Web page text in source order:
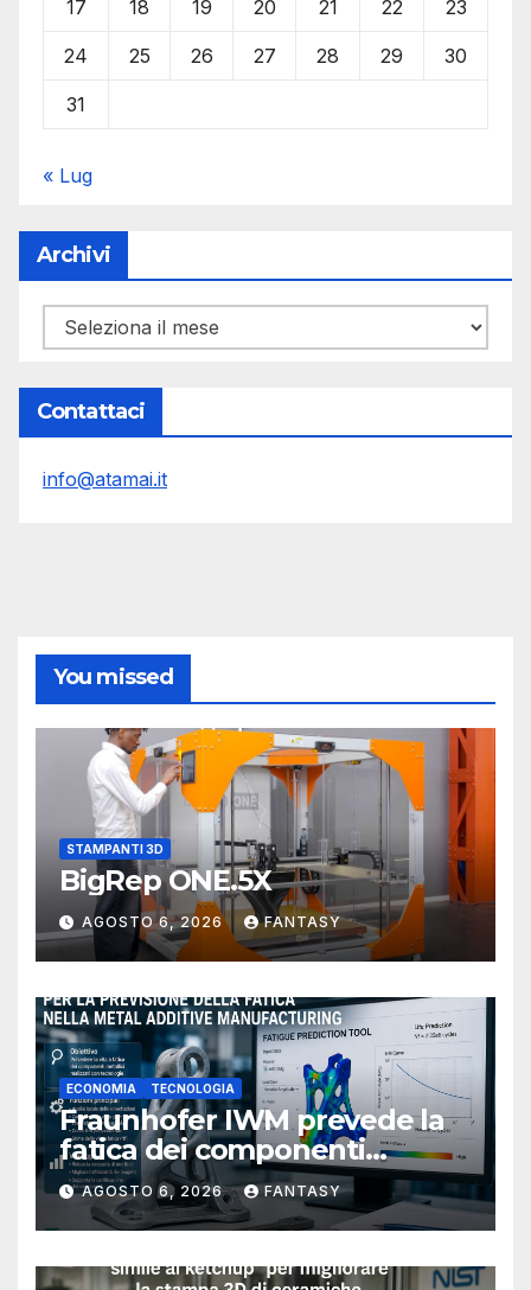
17 18 19 20 21 22 23
24 25 26 27 28 29 30
31
« Lug
Archivi
Archivi
Contattaci
info@atamai.it
You missed
STAMPANTI 3D
BigRep ONE.5X
AGOSTO 6, 2026 FANTASY
ECONOMIA TECNOLOGIA
Fraunhofer IWM prevede la
fatica dei componenti
metallici stampati in 3D
AGOSTO 6, 2026 FANTASY